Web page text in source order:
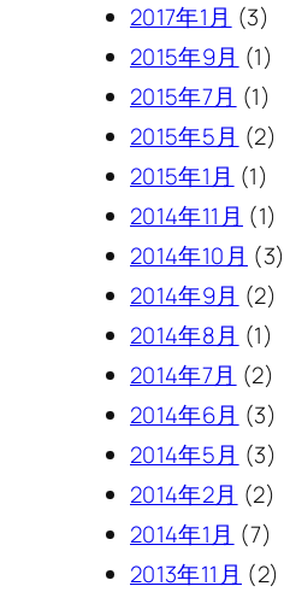
2017年1月 (3)
2015年9月 (1)
2015年7月 (1)
2015年5月 (2)
2015年1月 (1)
2014年11月 (1)
2014年10月 (3)
2014年9月 (2)
2014年8月 (1)
2014年7月 (2)
2014年6月 (3)
2014年5月 (3)
2014年2月 (2)
2014年1月 (7)
2013年11月 (2)